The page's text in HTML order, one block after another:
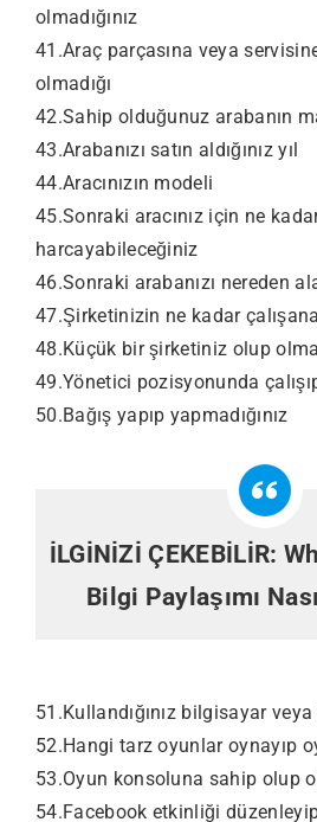
olmadığınız
41.Araç parçasına veya
olmadığı
42.Sahip olduğunuz arabanın
43.Arabanızı satın aldığınız yıl
44.Aracınızın modeli
45.Sonraki aracınız için ne
harcayabileceğiniz
46.Sonraki arabanızı nereden
47.Şirketinizin ne kadar
48.Küçük bir şirketiniz olup
49.Yönetici pozisyonunda
50.Bağış yapıp yapmadığınız
İLGİNİZİ ÇEKEBİLİR:
Bilgi Paylaşımı
51.Kullandığınız bilgisayar
52.Hangi tarz oyunlar oynayıp
53.Oyun konsoluna sahip olup
54.Facebook etkinliği